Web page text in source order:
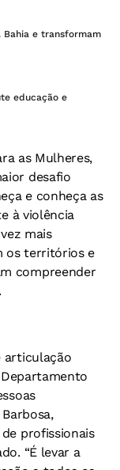
Bahia e transformam
educação e
as Mulheres,
desafio
e conheça as
à violência
mais
os territórios e
compreender
articulação
profissionais
“É levar a